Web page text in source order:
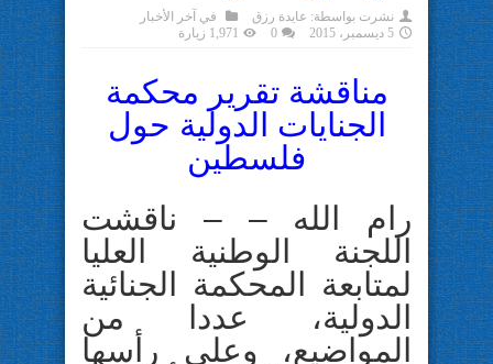
نشرت بواسطة: عايدة رزق في آخر الأخبار
5 ديسمبر، 2015
0 1,971 زيارة
مناقشة تقرير محكمة
الجنايات الدولية حول
فلسطين
رام الله – – ناقشت
اللجنة الوطنية العليا
لمتابعة المحكمة الجنائية
الدولية، عددا من
المواضيع، وعلى رأسها